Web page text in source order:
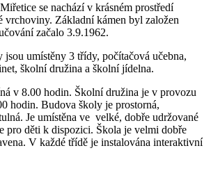
se nachází v krásném prostředí
vrchoviny. Základní kámen byl založen
začalo 3.9.1962.
umístěny 3 třídy, počítačová učebna,
školní družina a školní jídelna.
v 8.00 hodin. Školní družina je v provozu
hodin. Budova školy je prostorná,
Je umístěna ve velké, dobře udržované
pro děti k dispozici. Škola je velmi dobře
V každé třídě je instalována interaktivní